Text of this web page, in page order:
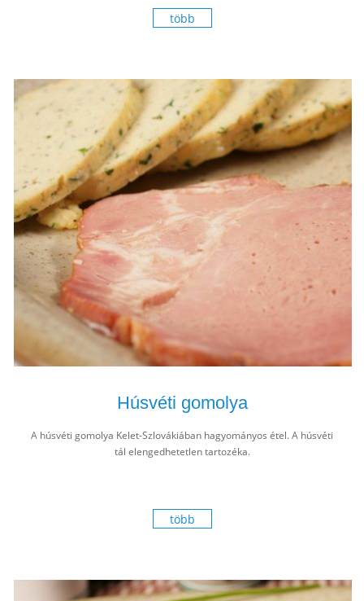
több
Húsvéti gomolya
A húsvéti gomolya Kelet-Szlovákiában hagyományos étel. A húsvéti
tál elengedhetetlen tartozéka.
több